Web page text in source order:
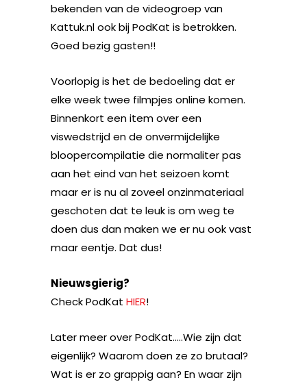
bekenden van de videogroep van
Kattuk.nl ook bij PodKat is betrokken.
Goed bezig gasten!!
Voorlopig is het de bedoeling dat er
elke week twee filmpjes online komen.
Binnenkort een item over een
viswedstrijd en de onvermijdelijke
bloopercompilatie die normaliter pas
aan het eind van het seizoen komt
maar er is nu al zoveel onzinmateriaal
geschoten dat te leuk is om weg te
doen dus dan maken we er nu ook vast
maar eentje. Dat dus!
Nieuwsgierig?
Check PodKat HIER!
Later meer over PodKat…..Wie zijn dat
eigenlijk? Waarom doen ze zo brutaal?
Wat is er zo grappig aan? En waar zijn